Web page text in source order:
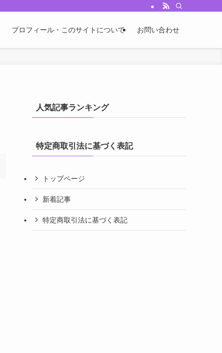
プロフィール・このサイトについて お問い合わせ
人気記事ランキング
特定商取引法に基づく表記
トップページ
新着記事
特定商取引法に基づく表記